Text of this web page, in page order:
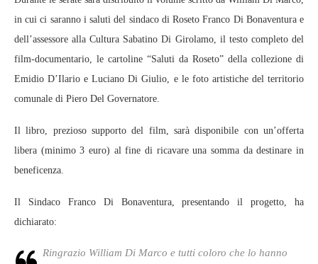
in cui ci saranno i saluti del sindaco di Roseto Franco Di Bonaventura e
dell’assessore alla Cultura Sabatino Di Girolamo, il testo completo del
film-documentario, le cartoline “Saluti da Roseto” della collezione di
Emidio D’Ilario e Luciano Di Giulio, e le foto artistiche del territorio
comunale di Piero Del Governatore.
Il libro, prezioso supporto del film, sarà disponibile con un’offerta
libera (minimo 3 euro) al fine di ricavare una somma da destinare in
beneficenza.
Il Sindaco Franco Di Bonaventura, presentando il progetto, ha
dichiarato:
Ringrazio William Di Marco e tutti coloro che lo hanno